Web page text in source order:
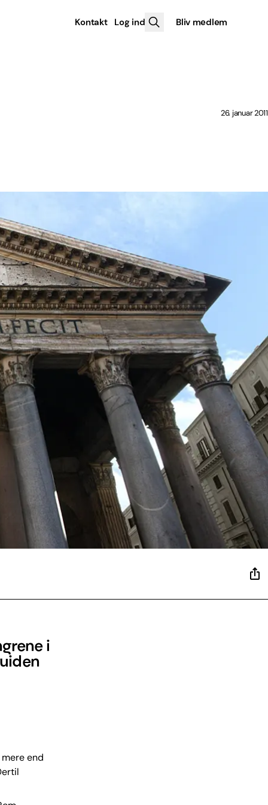
Kontakt Log ind Bliv medlem
26. januar 2011
i
end